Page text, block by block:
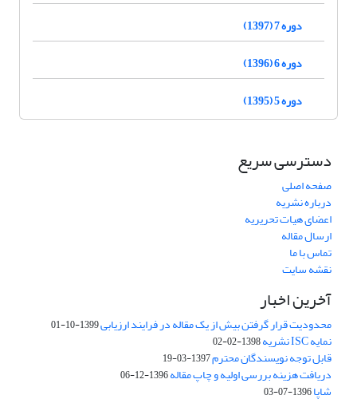
دوره 7 (1397)
دوره 6 (1396)
دوره 5 (1395)
دسترسی سریع
صفحه اصلی
درباره نشریه
اعضای هیات تحریریه
ارسال مقاله
تماس با ما
نقشه سایت
آخرین اخبار
محدودیت قرار گرفتن بیش از یک مقاله در فرایند ارزیابی1399-10-01
نمایه ISC نشریه 1398-02-02
قابل توجه نویسندگان محترم1397-03-19
دریافت هزینه بررسی اولیه و چاپ مقاله1396-12-06
شاپا1396-07-03